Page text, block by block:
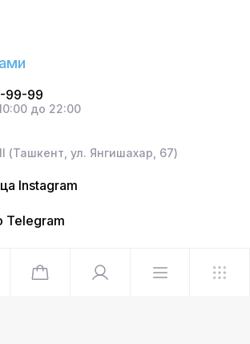
99-99
до 22:00
(Ташкент, ул. Янгишахар, 67)
Instagram
Telegram
интернет магазин Delonghi. Все